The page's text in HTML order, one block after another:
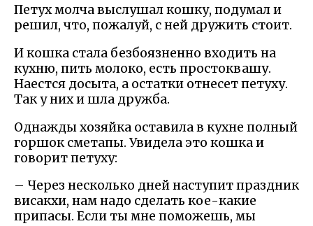
Петух молча выслушал кошку, подумал и
решил, что, пожалуй, с ней дружить стоит.
И кошка стала безбоязненно входить на
кухню, пить молоко, есть простоквашу.
Наестся досыта, а остатки отнесет петуху.
Так у них и шла дружба.
Однажды хозяйка оставила в кухне полный
горшок сметапы. Увидела это кошка и
говорит петуху:
– Через несколько дней наступит праздник
висакхи, нам надо сделать кое-какие
припасы. Если ты мне поможешь, мы